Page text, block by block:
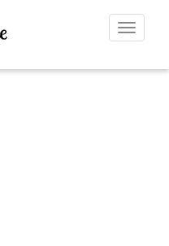
Toggle